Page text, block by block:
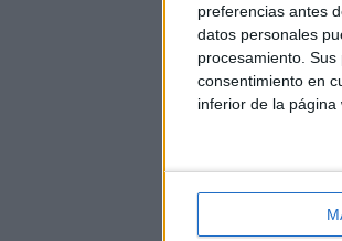
preferencias antes
datos personales
procesamiento.
consentimiento en
inferior de la página